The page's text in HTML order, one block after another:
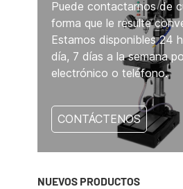
Puede contactarnos de
forma que le resulte
Estamos disponibles 24
día, 7 días a la semana
electrónico o teléfono.
CONTÁCTENOS
NUEVOS PRODUCTOS